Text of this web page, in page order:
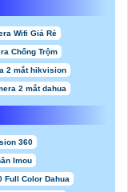
Wifi Giá Rẻ
Chống Trộm
2 mắt hikvision
2 mắt dahua
360
Imou
Full Color Dahua